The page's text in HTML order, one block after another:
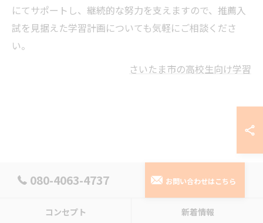
にてサポートし、継続的な努力を支えますので、推薦入
試を見据えた学習計画についても気軽にご相談くださ
い。
さいたま市の高校生向け学習
080-4063-4737 お問い合わせはこちら
コンセプト 新着情報